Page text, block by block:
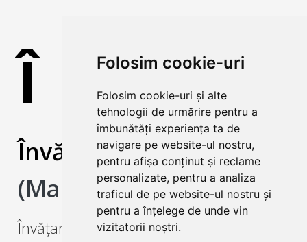
Folosim cookie-uri
Folosim cookie-uri și alte
tehnologii de urmărire pentru a
îmbunătăți experiența ta de
navigare pe website-ul nostru,
pentru afișa conținut și reclame
personalizate, pentru a analiza
traficul de pe website-ul nostru și
pentru a înțelege de unde vin
vizitatorii noștri.
Î
Învățare automată
(Machine Learning)
Învățarea automată (Machine Learning)